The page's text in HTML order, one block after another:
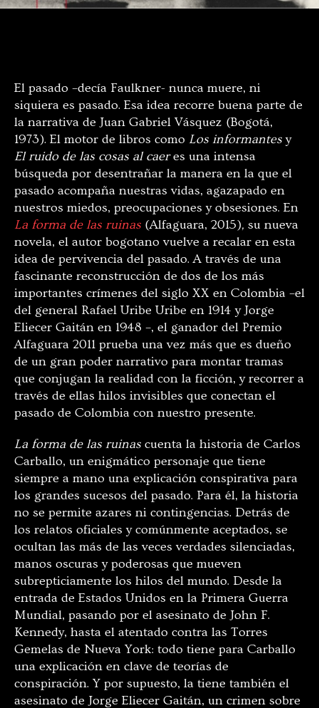
El pasado –decía Faulkner- nunca muere, ni
siquiera es pasado. Esa idea recorre buena parte de
la narrativa de Juan Gabriel Vásquez (Bogotá,
1973). El motor de libros como Los informantesy
El ruido de las cosas al caeres una intensa
búsqueda por desentrañar la manera en la que el
pasado acompaña nuestras vidas, agazapado en
nuestros miedos, preocupaciones y obsesiones. En
La forma de las ruinas (Alfaguara, 2015), su nueva
novela, el autor bogotano vuelve a recalar en esta
idea de pervivencia del pasado. A través de una
fascinante reconstrucción de dos de los más
importantes crímenes del siglo XX en Colombia –el
del general Rafael Uribe Uribe en 1914 y Jorge
Eliecer Gaitán en 1948 –, el ganador del Premio
Alfaguara 2011 prueba una vez más que es dueño
de un gran poder narrativo para montar tramas
que conjugan la realidad con la ficción, y recorrer a
través de ellas hilos invisibles que conectan el
pasado de Colombia con nuestro presente.
La forma de las ruinas cuenta la historia de Carlos
Carballo, un enigmático personaje que tiene
siempre a mano una explicación conspirativa para
los grandes sucesos del pasado. Para él, la historia
no se permite azares ni contingencias. Detrás de
los relatos oficiales y comúnmente aceptados, se
ocultan las más de las veces verdades silenciadas,
manos oscuras y poderosas que mueven
subrepticiamente los hilos del mundo. Desde la
entrada de Estados Unidos en la Primera Guerra
Mundial, pasando por el asesinato de John F.
Kennedy, hasta el atentado contra las Torres
Gemelas de Nueva York: todo tiene para Carballo
una explicación en clave de teorías de
conspiración. Y por supuesto, la tiene también el
asesinato de Jorge Eliecer Gaitán, un crimen sobre